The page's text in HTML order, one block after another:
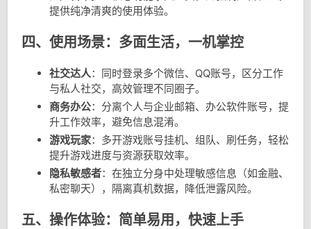
提供纯净清爽的使用体验。
四、使用场景：多面生活，一机掌控
社交达人：同时登录多个微信、QQ账号，区分工作
与私人社交，高效管理不同圈子。
商务办公：分离个人与企业邮箱、办公软件账号，提
升工作效率，避免信息混淆。
游戏玩家：多开游戏账号挂机、组队、刷任务，轻松
提升游戏进度与资源获取效率。
隐私敏感者：在独立分身中处理敏感信息（如金融、
私密聊天），隔离真机数据，降低泄露风险。
五、操作体验：简单易用，快速上手